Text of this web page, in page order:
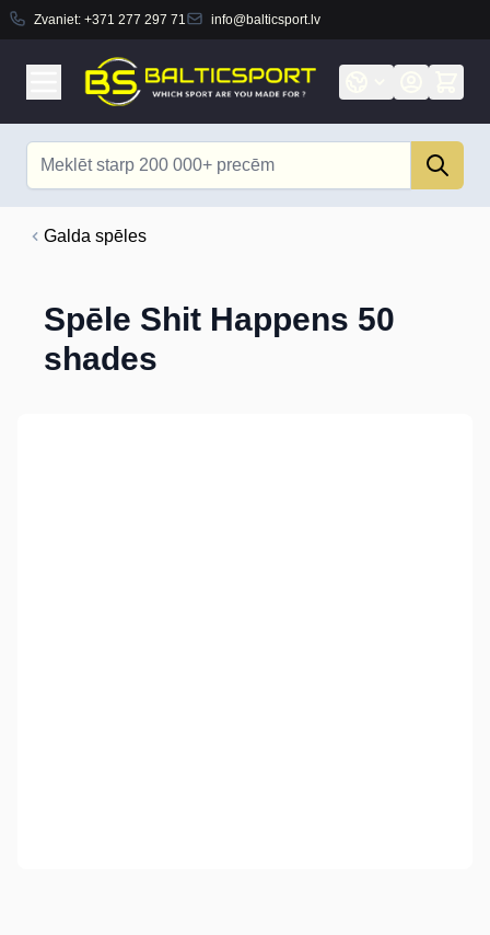
Zvaniet: +371 277 297 71 info@balticsport.lv
Galda spēles
Spēle Shit Happens 50
shades